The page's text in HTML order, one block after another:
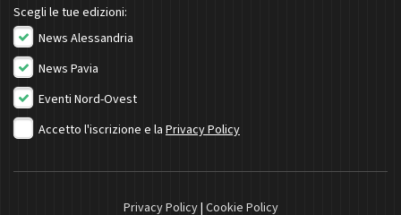
Scegli le tue edizioni:
News Alessandria
News Pavia
Eventi Nord-Ovest
Accetto l'iscrizione e la Privacy Policy
Privacy Policy| Cookie Policy